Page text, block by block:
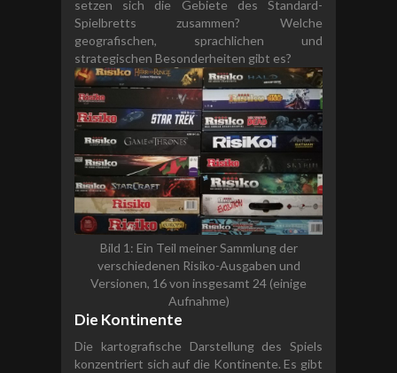
setzen sich die Gebiete des Standard-
Spielbretts zusammen? Welche
geografischen, sprachlichen und
strategischen Besonderheiten gibt es?
Bild 1: Ein Teil meiner Sammlung der
verschiedenen Risiko-Ausgaben und
Versionen, 16 von insgesamt 24 (einige
Aufnahme)
Die Kontinente
Die kartografische Darstellung des Spiels
konzentriert sich auf die Kontinente. Es gibt